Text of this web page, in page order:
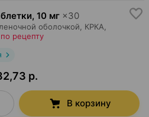
, 10 мг ×30
оболочкой, КРКА
по рецепту
р.
В корзину